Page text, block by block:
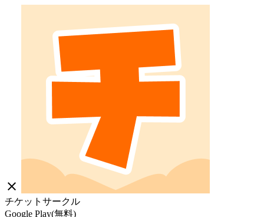
close
チケットサークル
Google Play(無料)